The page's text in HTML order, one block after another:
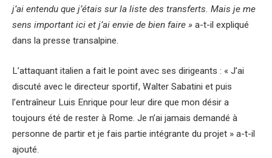
j’ai entendu que j’étais sur la liste des transferts. Mais je me
sens important ici et j’ai envie de bien faire » a-t-il expliqué
dans la presse transalpine.
L’attaquant italien a fait le point avec ses dirigeants : « J’ai
discuté avec le directeur sportif, Walter Sabatini et puis
l’entraîneur Luis Enrique pour leur dire que mon désir a
toujours été de rester à Rome. Je n’ai jamais demandé à
personne de partir et je fais partie intégrante du projet » a-t-il
ajouté.